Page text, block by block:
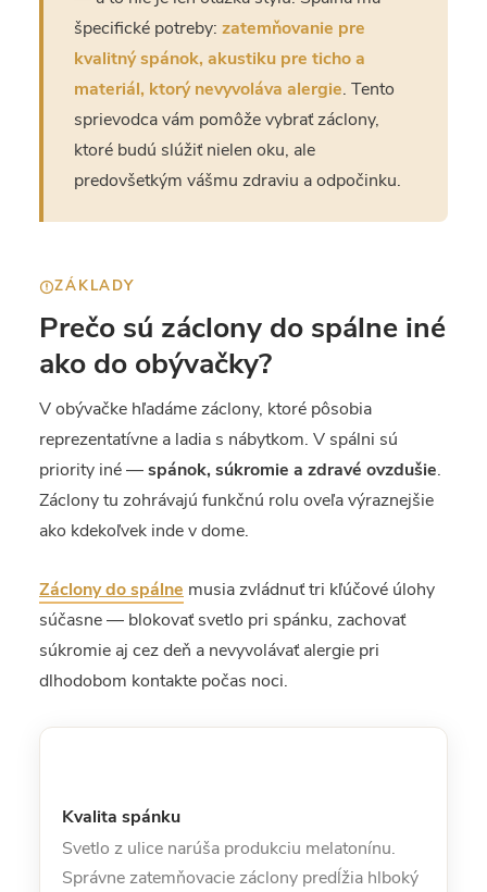
špecifické potreby: zatemňovanie pre
kvalitný spánok, akustiku pre ticho a
materiál, ktorý nevyvoláva alergie. Tento
sprievodca vám pomôže vybrať záclony,
ktoré budú slúžiť nielen oku, ale
predovšetkým vášmu zdraviu a odpočinku.
ZÁKLADY
Prečo sú záclony do spálne iné
ako do obývačky?
V obývačke hľadáme záclony, ktoré pôsobia
reprezentatívne a ladia s nábytkom. V spálni sú
priority iné —spánok, súkromie a zdravé ovzdušie.
Záclony tu zohrávajú funkčnú rolu oveľa výraznejšie
ako kdekoľvek inde v dome.
Záclony do spálne musia zvládnuť tri kľúčové úlohy
súčasne — blokovať svetlo pri spánku, zachovať
súkromie aj cez deň a nevyvolávať alergie pri
dlhodobom kontakte počas noci.
Kvalita spánku
Svetlo z ulice narúša produkciu melatonínu.
Správne zatemňovacie záclony predĺžia hlboký